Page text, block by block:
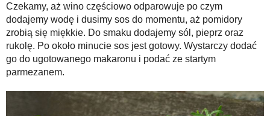
Czekamy, aż wino częściowo odparowuje po czym
dodajemy wodę i dusimy sos do momentu, aż pomidory
zrobią się miękkie. Do smaku dodajemy sól, pieprz oraz
rukolę. Po około minucie sos jest gotowy. Wystarczy dodać
go do ugotowanego makaronu i podać ze startym
parmezanem.